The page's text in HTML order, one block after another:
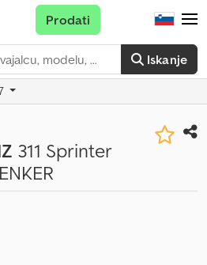
Iskanje
Prodati
311 Sprinter